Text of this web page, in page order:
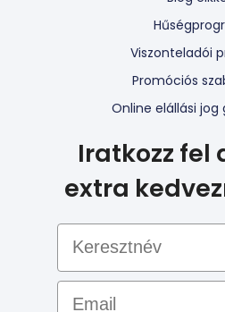
Viszonteladói
Promóciós
Online elállási jog
Iratkozz fel
extra
Email